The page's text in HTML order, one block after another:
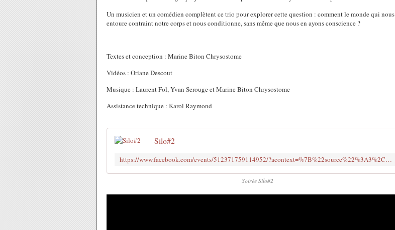
Un musicien et un comédien complètent ce trio pour explorer cette question : comment le monde qui nous
entoure contraint notre corps et nous conditionne, sans même que nous en ayons conscience ?
Textes et conception : Marine Biton Chrysostome
Vidéos : Oriane Descout
Musique : Laurent Fol, Yvan Serouge et Marine Biton Chrysostome
Assistance technique : Karol Raymond
Silo#2
https://www.facebook.com/events/512371759114952/?acontext=%7B%22source%22%3A3%2C%22source_newsfeed_story_type%22%3A%22regular%22%2C%22action_history%22%3A%22[%7B%5C%22surface%5C%22%3A%5C%22newsfeed%5C%22%2C%5C%22mechanism%5C%22%3A%5C%22feed_story%5C%22%2C%5C%22extra_data%5C%22%3A[]%7D]%22%2C%22has_source%22%3Atrue%7D&source=3&source_newsfeed_story_type=regular&action_history=[%7B%22surface%22%3A%22newsfeed%22%2C%22mechanism%22%3A%22feed_story%22%2C%22extra_data%22%3A[]%7D]&has_source=1&hc_ref=ARRcmYxKvMXOptLs7xPmgMUIYPxkuO10G18DM27QbMX0fbsfG8W27PvQb5LqkoHBN2k
Soirée Silo#2